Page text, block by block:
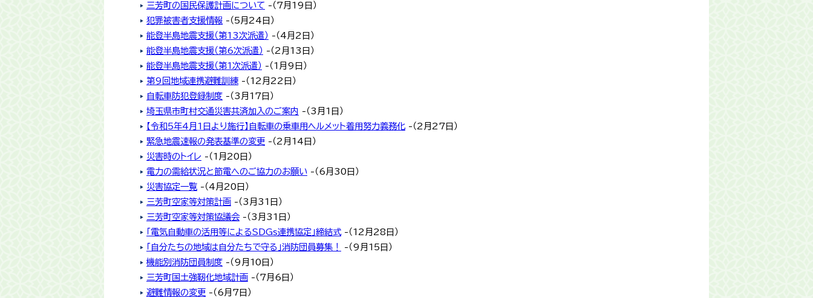
三芳町の国民保護計画について -（7月19日）
犯罪被害者支援情報 -（5月24日）
能登半島地震支援（第13次派遣） -（4月2日）
能登半島地震支援（第6次派遣） -（2月13日）
能登半島地震支援（第1次派遣） -（1月9日）
第9回地域連携避難訓練 -（12月22日）
自転車防犯登録制度 -（3月17日）
埼玉県市町村交通災害共済加入のご案内 -（3月1日）
【令和5年4月1日より施行】自転車の乗車用ヘルメット着用努力義務化 -（2月27日）
緊急地震速報の発表基準の変更 -（2月14日）
災害時のトイレ -（1月20日）
電力の需給状況と節電へのご協力のお願い -（6月30日）
災害協定一覧 -（4月20日）
三芳町空家等対策計画 -（3月31日）
三芳町空家等対策協議会-（3月31日）
「電気自動車の活用等によるSDGs連携協定」締結式-（12月28日）
「自分たちの地域は自分たちで守る」消防団員募集！
-（9月15日）
機能別消防団員制度 -（9月10日）
三芳町国土強靭化地域計画 -（7月6日）
避難情報の変更 -（6月7日）